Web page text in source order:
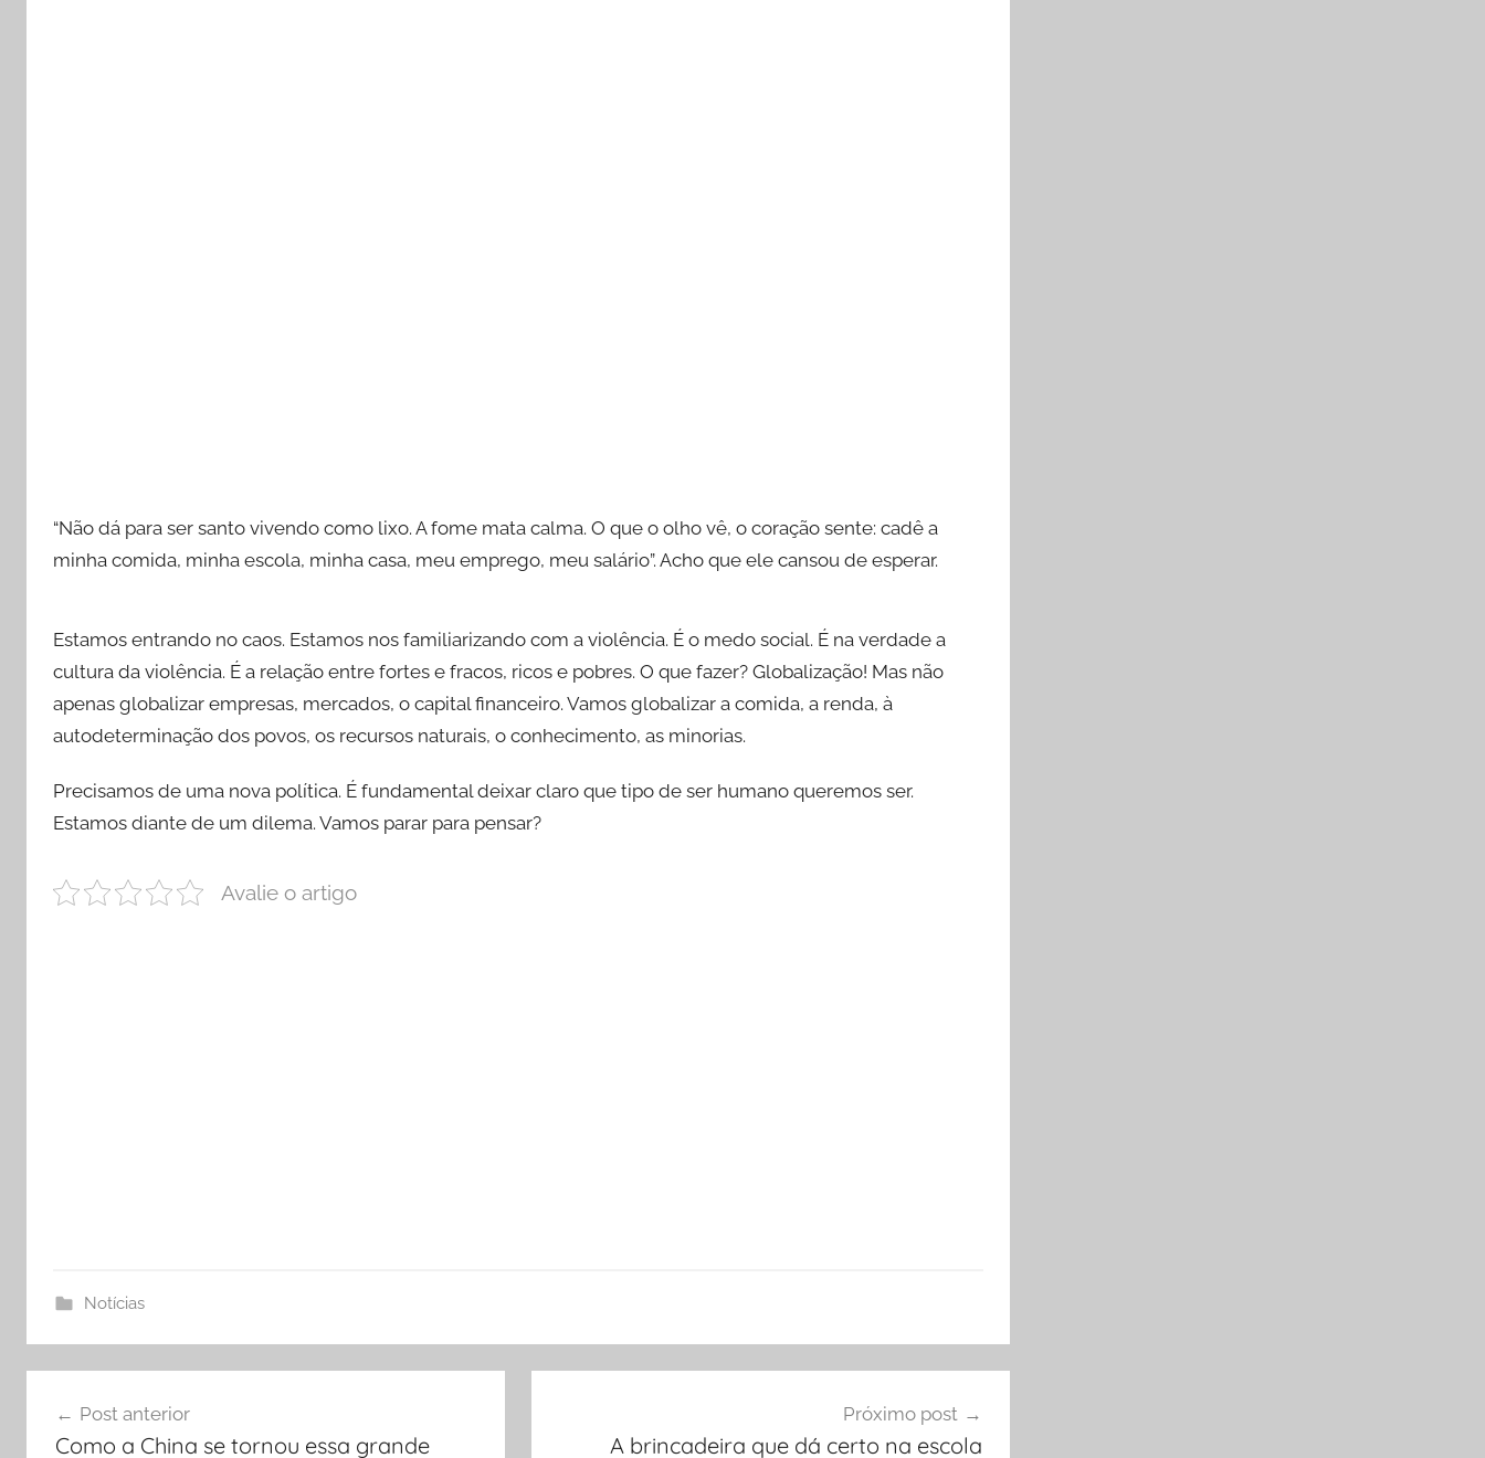
“Não dá para ser santo vivendo como lixo. A fome mata calma. O que o olho vê, o coração sente: cadê a
minha comida, minha escola, minha casa, meu emprego, meu salário”. Acho que ele cansou de esperar.
Estamos entrando no caos. Estamos nos familiarizando com a violência. É o medo social. É na verdade a
cultura da violência. É a relação entre fortes e fracos, ricos e pobres. O que fazer? Globalização! Mas não
apenas globalizar empresas, mercados, o capital financeiro. Vamos globalizar a comida, a renda, à
autodeterminação dos povos, os recursos naturais, o conhecimento, as minorias.
Precisamos de uma nova política. É fundamental deixar claro que tipo de ser humano queremos ser.
Estamos diante de um dilema. Vamos parar para pensar?
Avalie o artigo
Notícias
de
Post anterior
Como a China se tornou essa grande
Próximo post
A brincadeira que dá certo na escola